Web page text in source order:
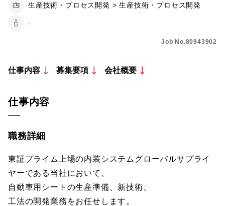
生産技術・プロセス開発 > 生産技術・プロセス開発
-
Job No.80943902
仕事内容 募集要項 会社概要
仕事内容
職務詳細
東証プライム上場の内装システムグローバルサプライ
ヤーである当社において、
自動車用シートの生産準備、新技術、
工法の開発業務をお任せします。